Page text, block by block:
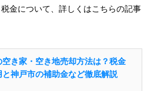
金について、詳しくはこちらの記事
空き家・空き地売却方法は？税金
と神戸市の補助金など徹底解説